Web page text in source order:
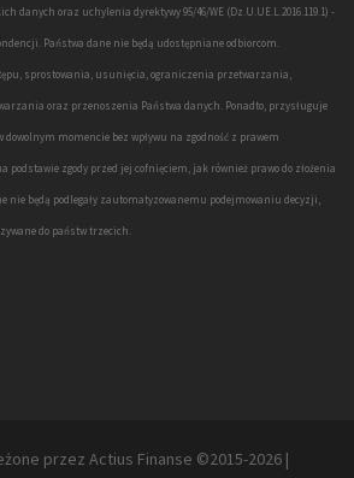
danych oraz uchylenia dyrektywy 95/46/WE (Dz.U.UE.L.2016.119.1) -
Państwa dane nie będą udostępniane odbiorcom.
sprostowania, usunięcia, ograniczenia przetwarzania,
oraz przenoszenia Państwa danych. Ponadto, przysługuje
dowolnym momencie bez wpływu na zgodność z prawem
podstawie zgody przed jej cofnięciem, jak również prawo do złożenia
nie będą podlegały zautomatyzowanemu podejmowaniu decyzji,
do państw trzecich.
przez Actius Finanse ©2015-2026 |